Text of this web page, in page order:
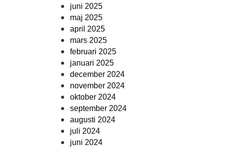
juni 2025
maj 2025
april 2025
mars 2025
februari 2025
januari 2025
december 2024
november 2024
oktober 2024
september 2024
augusti 2024
juli 2024
juni 2024